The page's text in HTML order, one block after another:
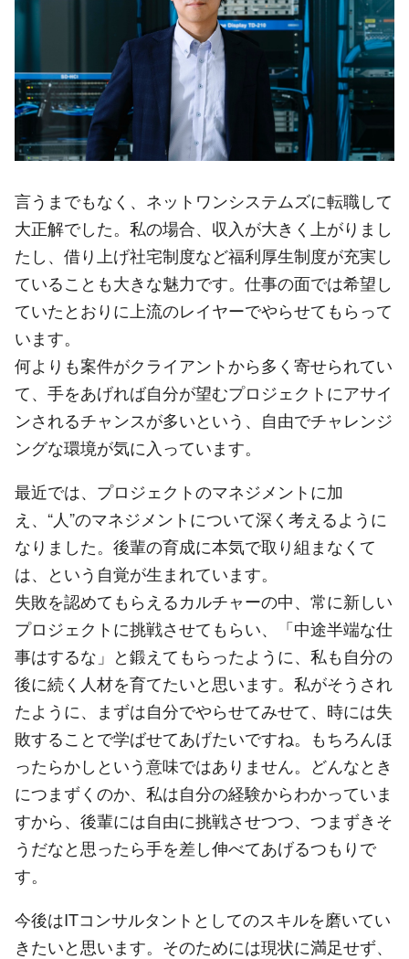
言うまでもなく、ネットワンシステムズに転職して
大正解でした。私の場合、収入が大きく上がりまし
たし、借り上げ社宅制度など福利厚生制度が充実し
ていることも大きな魅力です。仕事の面では希望し
ていたとおりに上流のレイヤーでやらせてもらって
います。
何よりも案件がクライアントから多く寄せられてい
て、手をあげれば自分が望むプロジェクトにアサイ
ンされるチャンスが多いという、自由でチャレンジ
ングな環境が気に入っています。
最近では、プロジェクトのマネジメントに加
え、“人”のマネジメントについて深く考えるように
なりました。後輩の育成に本気で取り組まなくて
は、という自覚が生まれています。
失敗を認めてもらえるカルチャーの中、常に新しい
プロジェクトに挑戦させてもらい、「中途半端な仕
事はするな」と鍛えてもらったように、私も自分の
後に続く人材を育てたいと思います。私がそうされ
たように、まずは自分でやらせてみせて、時には失
敗することで学ばせてあげたいですね。もちろんほ
ったらかしという意味ではありません。どんなとき
につまずくのか、私は自分の経験からわかっていま
すから、後輩には自由に挑戦させつつ、つまずきそ
うだなと思ったら手を差し伸べてあげるつもりで
す。
今後はITコンサルタントとしてのスキルを磨いてい
きたいと思います。そのためには現状に満足せず、